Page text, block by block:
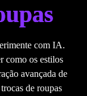
com IA.
como os estilos
avançada de
de roupas